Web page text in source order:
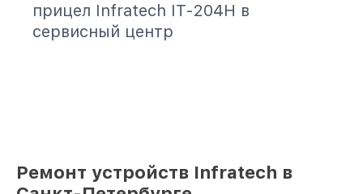
прицел Infratech IT-204H в
сервисный центр
Ремонт устройств Infratech в